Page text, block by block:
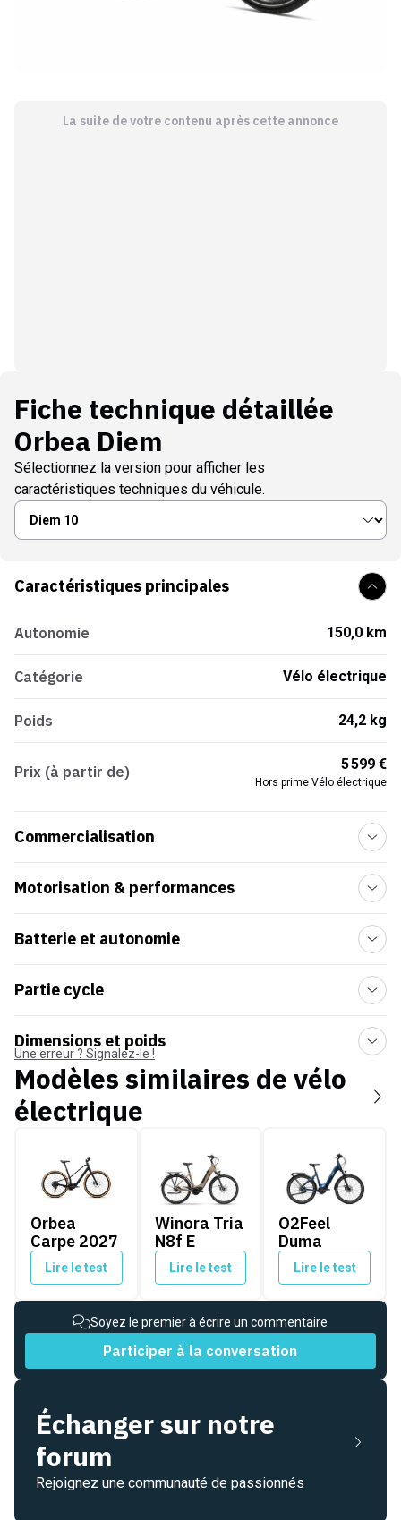
La suite de votre contenu après cette annonce
Fiche technique détaillée
Orbea Diem
Sélectionnez la version pour afficher les
caractéristiques techniques du véhicule.
Caractéristiques principales
Autonomie 150,0 km
Catégorie Vélo électrique
Poids 24,2 kg
Prix (à partir de) 5 599 €
Hors prime Vélo électrique
Commercialisation
Motorisation & performances
Batterie et autonomie
Partie cycle
Dimensions et poids
Une erreur ? Signalez-le !
Modèles similaires de vélo
électrique
Orbea
Carpe 2027
Lire le test
Winora Tria N8f E
Winora Tria
N8f E
Lire le test
O2Feel Duma
O2Feel
Duma
Lire le test
Soyez le premier à écrire un commentaire
Participer à la conversation
Échanger sur notre
forum
Rejoignez une communauté de passionnés